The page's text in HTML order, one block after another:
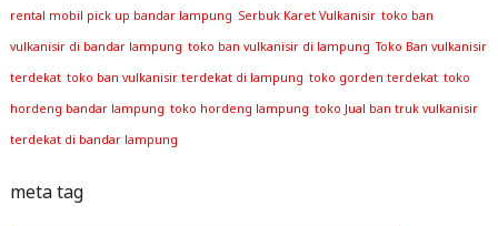
rental mobil pick up bandar lampung Serbuk Karet Vulkanisir toko ban
vulkanisir di bandar lampung toko ban vulkanisir di lampung Toko Ban vulkanisir
terdekat toko ban vulkanisir terdekat di lampung toko gorden terdekat toko
hordeng bandar lampung toko hordeng lampung toko Jual ban truk vulkanisir
terdekat di bandar lampung
meta tag